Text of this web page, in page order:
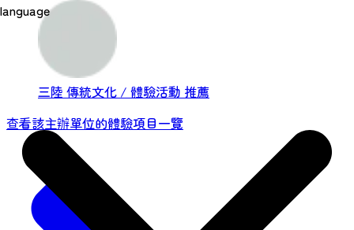
language
館——石之森漫畫博物館（又稱石捲漫畫博物
森章太郎的作品，並向遊客介紹漫...
三陸 傳統文化 / 體驗活動 推薦
查看該主辦單位的體驗項目一覽